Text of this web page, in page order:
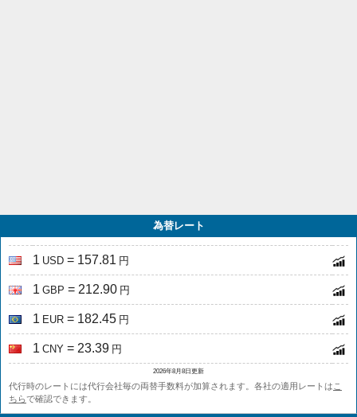
為替レート
1 USD = 157.81 円
1 GBP = 212.90 円
1 EUR = 182.45 円
1 CNY = 23.39 円
2026年8月8日更新
代行時のレートには代行会社毎の両替手数料が加算されます。各社の適用レートは こ
ちらで確認できます。